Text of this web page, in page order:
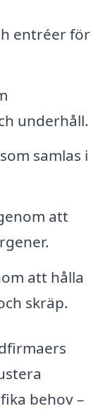
entréer för
underhåll.
samlas i
att
att hålla
skräp.
behov –